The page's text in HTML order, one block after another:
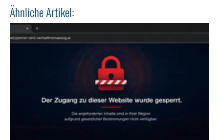
Ähnliche Artikel: